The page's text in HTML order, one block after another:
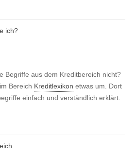
ich?
Begriffe aus dem Kreditbereich nicht?
Bereich Kreditlexikon etwas um. Dort
einfach und verständlich erklärt.